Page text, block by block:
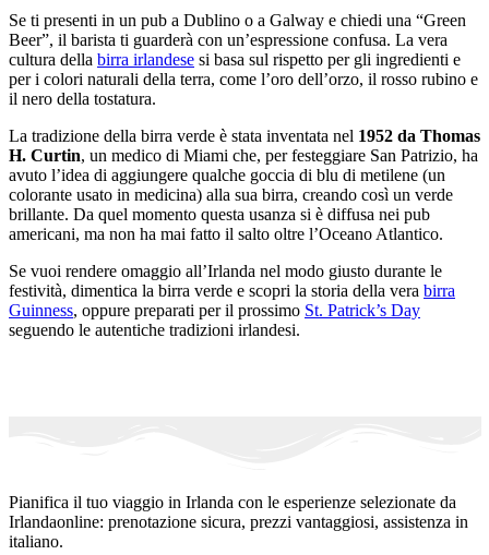
Se ti presenti in un pub a Dublino o a Galway e chiedi una “Green
Beer”, il barista ti guarderà con un’espressione confusa. La vera
cultura della birra irlandese si basa sul rispetto per gli ingredienti e
per i colori naturali della terra, come l’oro dell’orzo, il rosso rubino e
il nero della tostatura.
La tradizione della birra verde è stata inventata nel 1952 da Thomas
H. Curtin, un medico di Miami che, per festeggiare San Patrizio, ha
avuto l’idea di aggiungere qualche goccia di blu di metilene (un
colorante usato in medicina) alla sua birra, creando così un verde
brillante. Da quel momento questa usanza si è diffusa nei pub
americani, ma non ha mai fatto il salto oltre l’Oceano Atlantico.
Se vuoi rendere omaggio all’Irlanda nel modo giusto durante le
festività, dimentica la birra verde e scopri la storia della vera birra
Guinness, oppure preparati per il prossimo St. Patrick’s Day
seguendo le autentiche tradizioni irlandesi.
Pianifica il tuo viaggio in Irlanda con le esperienze selezionate da
Irlandaonline: prenotazione sicura, prezzi vantaggiosi, assistenza in
italiano.